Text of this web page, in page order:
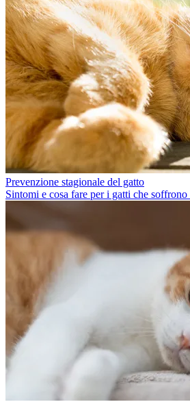
Prevenzione stagionale del gatto
Sintomi e cosa fare per i gatti che